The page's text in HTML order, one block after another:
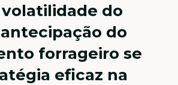
do
do
forrageiro se
eficaz na